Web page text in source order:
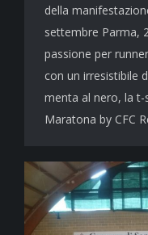
della
settembre Parma,
passione per
con un irresistibile
menta al nero, la t-
Maratona by CFC